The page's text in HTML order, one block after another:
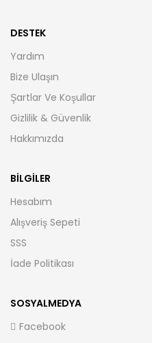
DESTEK
Yardım
Bize Ulaşın
Şartlar Ve Koşullar
Gizlilik & Güvenlik
Hakkımızda
BILGILER
Hesabım
Alışveriş Sepeti
SSS
İade Politikası
SOSYALMEDYA
Facebook